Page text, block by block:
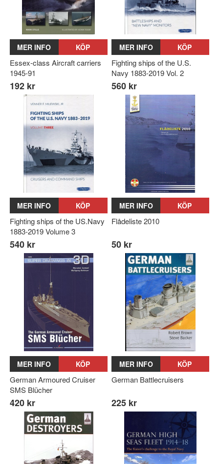
MER INFO KÖP
Essex-class Aircraft carriers
1945-91
192 kr
MER INFO KÖP
Fighting ships of the U.S.
Navy 1883-2019 Vol. 2
560 kr
MER INFO KÖP
Fighting ships of the US.Navy
1883-2019 Volume 3
540 kr
MER INFO KÖP
Flådeliste 2010
50 kr
MER INFO KÖP
German Armoured Cruiser
SMS Blücher
420 kr
MER INFO KÖP
German Battlecruisers
225 kr